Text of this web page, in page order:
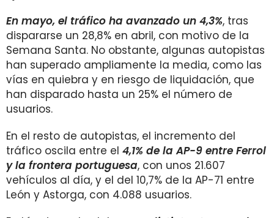
En mayo, el tráfico ha avanzado un 4,3%, tras
dispararse un 28,8% en abril, con motivo de la
Semana Santa. No obstante, algunas autopistas
han superado ampliamente la media, como las
vías en quiebra y en riesgo de liquidación, que
han disparado hasta un 25% el número de
usuarios.
En el resto de autopistas, el incremento del
tráfico oscila entre el 4,1% de la AP-9 entre Ferrol
y la frontera portuguesa, con unos 21.607
vehículos al día, y el del 10,7% de la AP-71 entre
León y Astorga, con 4.088 usuarios.